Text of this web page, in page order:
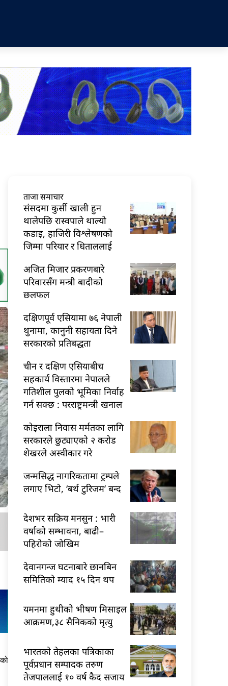
ताजा समाचार
संसदमा कुर्सी खाली हुन
थालेपछि रास्वपाले थाल्यो
कडाइ, हाजिरी विश्लेषणको
जिम्मा परियार र धिताललाई
अजित मिजार प्रकरणबारे
परिवारसँग मन्त्री बादीको
छलफल
दक्षिणपूर्व एसियामा ७६ नेपाली
थुनामा, कानुनी सहायता दिने
सरकारको प्रतिबद्धता
चीन र दक्षिण एसियाबीच
सहकार्य विस्तारमा नेपालले
गतिशील पुलको भूमिका निर्वाह
गर्न सक्छ : परराष्ट्रमन्त्री खनाल
कोइराला निवास मर्मतका लागि
सरकारले छुट्याएको २ करोड
शेखरले अस्वीकार गरे
जन्मसिद्ध नागरिकतामा ट्रम्पले
लगाए भिटो, ‘बर्थ टुरिजम’ बन्द
देशभर सक्रिय मनसुन : भारी
वर्षाको सम्भावना, बाढी–
पहिरोको जोखिम
देवानगन्ज घटनाबारे छानबिन
समितिको म्याद १५ दिन थप
यमनमा हुथीको भीषण मिसाइल
आक्रमण,३८ सैनिकको मृत्यु
भारतकाे तेहलका पत्रिकाका
पूर्वप्रधान सम्पादक तरुण
तेजपाललाई १० वर्ष कैद सजाय